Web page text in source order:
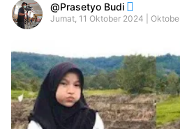
Prasetyo Budi
Jumat, 11 Oktober 2024 |